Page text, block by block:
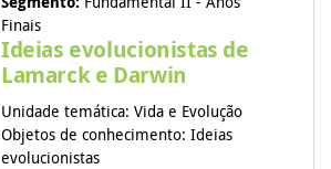
Finais
Ideias evolucionistas de
Lamarck e Darwin
Unidade temática: Vida e Evolução
Objetos de conhecimento: Ideias
evolucionistas